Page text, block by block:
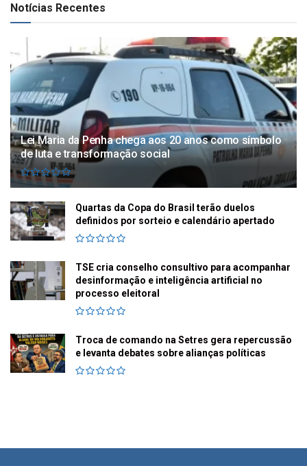
Notícias Recentes
Lei Maria da Penha chega aos 20 anos como símbolo
de luta e transformação social
Quartas da Copa do Brasil terão duelos
definidos por sorteio e calendário apertado
TSE cria conselho consultivo para acompanhar
desinformação e inteligência artificial no
processo eleitoral
Troca de comando na Setres gera repercussão
e levanta debates sobre alianças políticas